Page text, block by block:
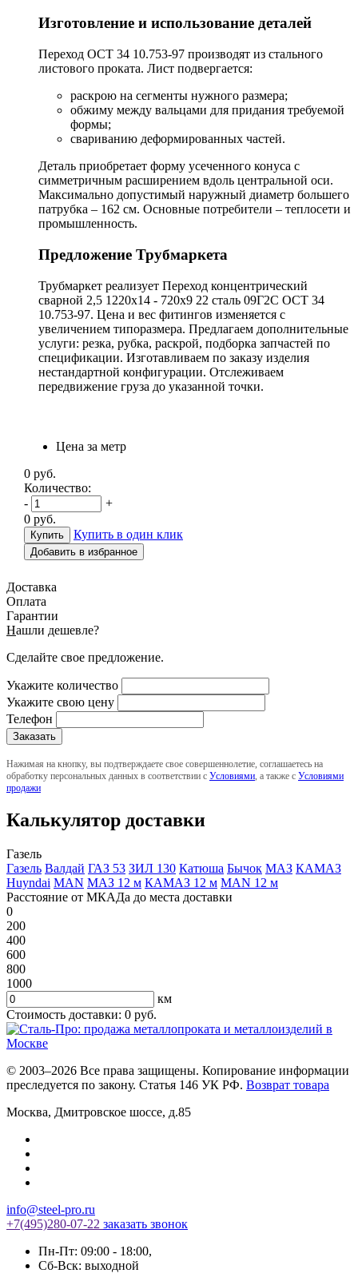
Изготовление и использование деталей
Переход ОСТ 34 10.753-97 производят из стального
листового проката. Лист подвергается:
раскрою на сегменты нужного размера;
обжиму между вальцами для придания требуемой
формы;
свариванию деформированных частей.
Деталь приобретает форму усеченного конуса с
симметричным расширением вдоль центральной оси.
Максимально допустимый наружный диаметр большего
патрубка – 162 см. Основные потребители – теплосети и
промышленность.
Предложение Трубмаркета
Трубмаркет реализует Переход концентрический
сварной 2,5 1220х14 - 720х9 22 сталь 09Г2С ОСТ 34
10.753-97. Цена и вес фитингов изменяется с
увеличением типоразмера. Предлагаем дополнительные
услуги: резка, рубка, раскрой, подборка запчастей по
спецификации. Изготавливаем по заказу изделия
нестандартной конфигурации. Отслеживаем
передвижение груза до указанной точки.
Цена за метр
0 руб.
Количество:
-
+
0 руб.
Купить в один клик
Добавить в избранное
Доставка
Оплата
Гарантии
Нашли дешевле?
Сделайте свое предложение.
Укажите количество
Укажите свою цену
Телефон
Нажимая на кнопку, вы подтверждаете свое совершеннолетие, соглашаетесь на
обработку персональных данных в соответствии с Условиями , а также с Условиями
продажи
Калькулятор доставки
Газель
Газель Валдай ГАЗ 53 ЗИЛ 130 Катюша Бычок МАЗ КАМАЗ
Huyndai MAN МАЗ 12 м КАМАЗ 12 м MAN 12 м
Расстояние от МКАДа до места доставки
0
200
400
600
800
1000
км
Стоимость доставки: 0 руб.
© 2003–2026 Все права защищены. Копирование информации
преследуется по закону. Статья 146 УК РФ. Возврат товара
Москва, Дмитровское шоссе, д.85
info@steel-pro.ru
+7(495)280-07-22 заказать звонок
Пн-Пт: 09:00 - 18:00,
Cб-Вск: выходной